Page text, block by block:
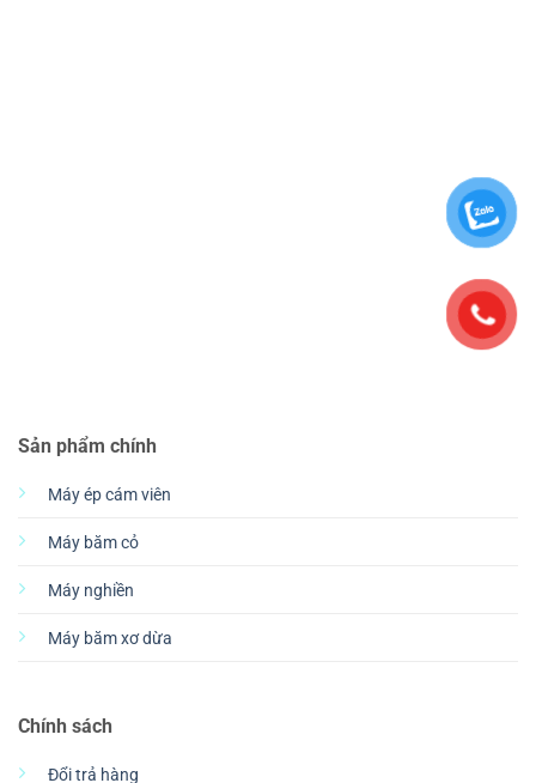
Sản phẩm chính
Máy ép cám viên
Máy băm cỏ
Máy nghiền
Máy băm xơ dừa
Chính sách
Đổi trả hàng